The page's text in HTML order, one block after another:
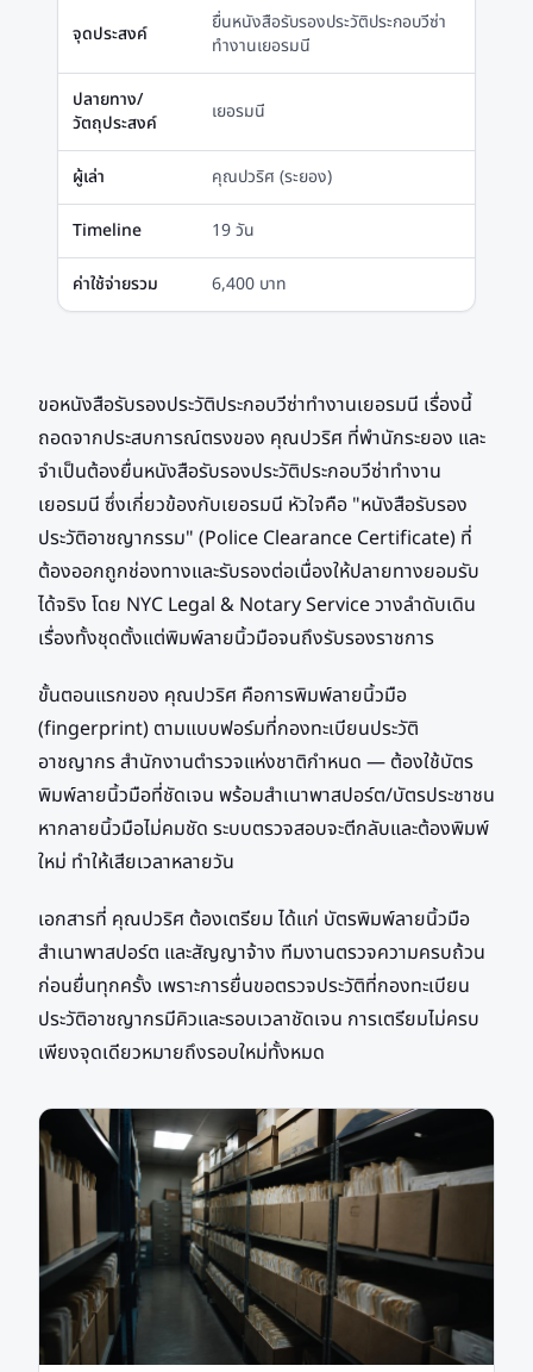
จุดประสงค์
ยื่นหนังสือรับรองประวัติประกอบวีซ่า
ทำงานเยอรมนี
ปลายทาง/
วัตถุประสงค์
เยอรมนี
ผู้เล่า คุณปวริศ (ระยอง)
Timeline 19 วัน
ค่าใช้จ่ายรวม 6,400 บาท
ขอหนังสือรับรองประวัติประกอบวีซ่าทำงานเยอรมนี เรื่องนี้
ถอดจากประสบการณ์ตรงของ คุณปวริศ ที่พำนักระยอง และ
จำเป็นต้องยื่นหนังสือรับรองประวัติประกอบวีซ่าทำงาน
เยอรมนี ซึ่งเกี่ยวข้องกับเยอรมนี หัวใจคือ "หนังสือรับรอง
ประวัติอาชญากรรม" (Police Clearance Certificate) ที่
ต้องออกถูกช่องทางและรับรองต่อเนื่องให้ปลายทางยอมรับ
ได้จริง โดย NYC Legal & Notary Service วางลำดับเดิน
เรื่องทั้งชุดตั้งแต่พิมพ์ลายนิ้วมือจนถึงรับรองราชการ
ขั้นตอนแรกของ คุณปวริศ คือการพิมพ์ลายนิ้วมือ
(fingerprint) ตามแบบฟอร์มที่กองทะเบียนประวัติ
อาชญากร สำนักงานตำรวจแห่งชาติกำหนด — ต้องใช้บัตร
พิมพ์ลายนิ้วมือที่ชัดเจน พร้อมสำเนาพาสปอร์ต/บัตรประชาชน
หากลายนิ้วมือไม่คมชัด ระบบตรวจสอบจะตีกลับและต้องพิมพ์
ใหม่ ทำให้เสียเวลาหลายวัน
เอกสารที่ คุณปวริศ ต้องเตรียม ได้แก่ บัตรพิมพ์ลายนิ้วมือ
สำเนาพาสปอร์ต และสัญญาจ้าง ทีมงานตรวจความครบถ้วน
ก่อนยื่นทุกครั้ง เพราะการยื่นขอตรวจประวัติที่กองทะเบียน
ประวัติอาชญากรมีคิวและรอบเวลาชัดเจน การเตรียมไม่ครบ
เพียงจุดเดียวหมายถึงรอบใหม่ทั้งหมด